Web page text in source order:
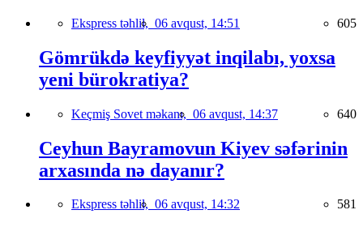
Ekspress təhlil, 06 avqust, 14:51 605
Gömrükdə keyfiyyət inqilabı, yoxsa
yeni bürokratiya?
Keçmiş Sovet məkanı, 06 avqust, 14:37 640
Ceyhun Bayramovun Kiyev səfərinin
arxasında nə dayanır?
Ekspress təhlil, 06 avqust, 14:32 581